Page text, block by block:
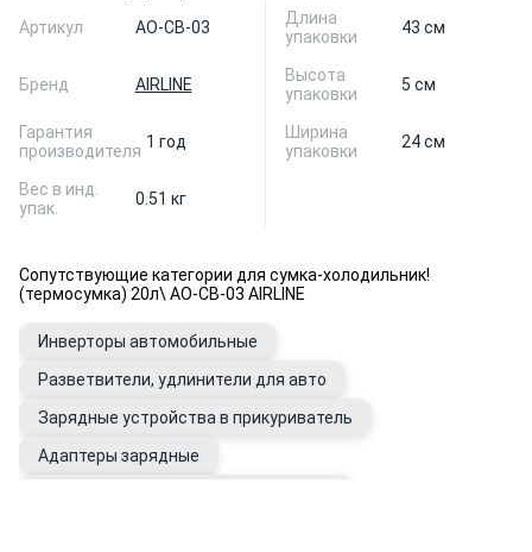
Артикул
AO-CB-03
Бренд AIRLINE
Гарантия
производителя 1 год
Вес в инд.
упак.
0.51 кг
Длина
упаковки
43 см
Высота
упаковки
5 см
Ширина
упаковки
24 см
Сопутствующие категории для сумка-холодильник!
(термосумка) 20л\ AO-CB-03 AIRLINE
Инверторы автомобильные
Разветвители, удлинители для авто
Зарядные устройства в прикуриватель
Адаптеры зарядные